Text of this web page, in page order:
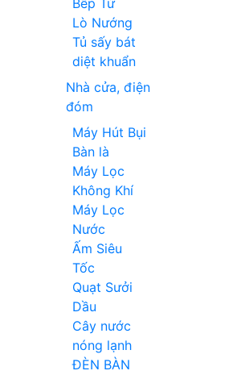
Bếp Từ
Lò Nướng
Tủ sấy bát
diệt khuẩn
Nhà cửa, điện
đóm
Máy Hút Bụi
Bàn là
Máy Lọc
Không Khí
Máy Lọc
Nước
Ấm Siêu
Tốc
Quạt Sưởi
Dầu
Cây nước
nóng lạnh
ĐÈN BÀN